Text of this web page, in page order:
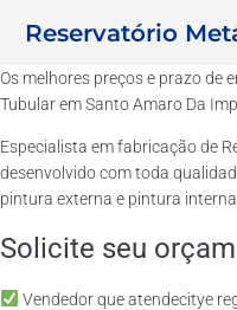
Reservatório
Os melhores preços e prazo de
Tubular em Santo Amaro Da
Especialista em fabricação de
desenvolvido com toda
pintura externa e pintura
Solicite seu
Vendedor que atendecitye